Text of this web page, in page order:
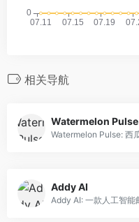
相关导航
Watermelon Pulse
Addy AI